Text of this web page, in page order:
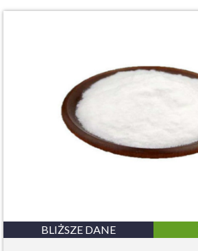
BLIŻSZE DANE